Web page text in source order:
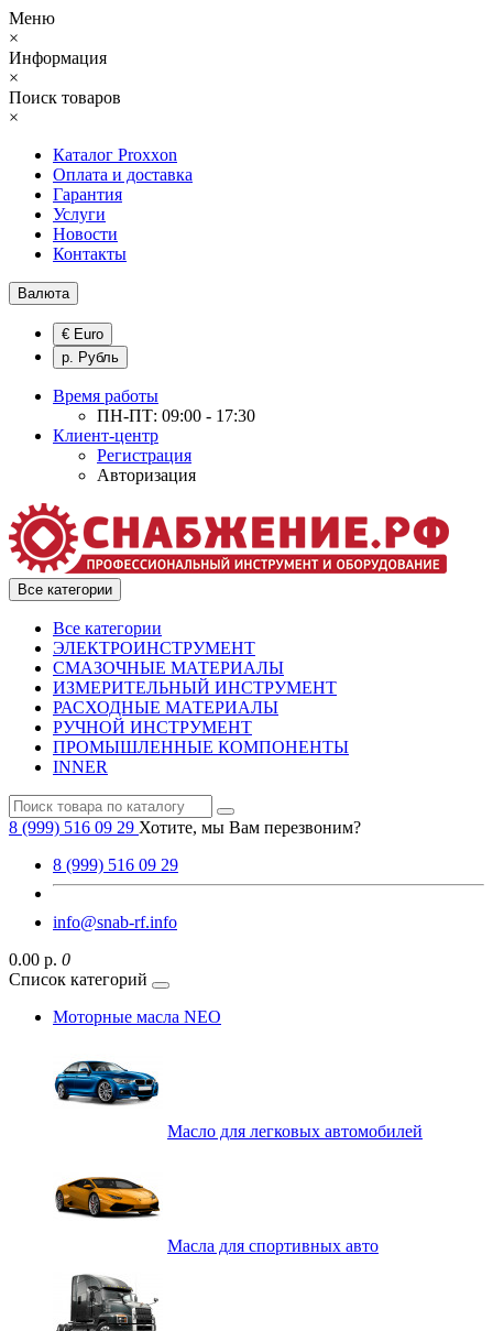
Меню
×
Информация
×
Поиск товаров
×
Каталог Proxxon
Оплата и доставка
Гарантия
Услуги
Новости
Контакты
Валюта
€ Euro
р. Рубль
Время работы
ПН-ПТ: 09:00 - 17:30
Клиент-центр
Регистрация
Авторизация
Все категории
Все категории
ЭЛЕКТРОИНСТРУМЕНТ
СМАЗОЧНЫЕ МАТЕРИАЛЫ
ИЗМЕРИТЕЛЬНЫЙ ИНСТРУМЕНТ
РАСХОДНЫЕ МАТЕРИАЛЫ
РУЧНОЙ ИНСТРУМЕНТ
ПРОМЫШЛЕННЫЕ КОМПОНЕНТЫ
INNER
8 (999) 516 09 29 Хотите, мы Вам перезвоним?
8 (999) 516 09 29
info@snab-rf.info
0.00 р. 0
Список категорий
Моторные масла NEO
Масло для легковых автомобилей
Масла для спортивных авто